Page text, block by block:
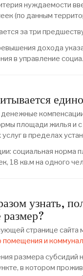
нуждаемости
(по данным
за три
дохода
в управление
компенсации
площади жилья и
в пределах
социальная норма
18 кв.м на одного
узнать,
размер?
странице сайта
помещения и
размера субсидий
в котором